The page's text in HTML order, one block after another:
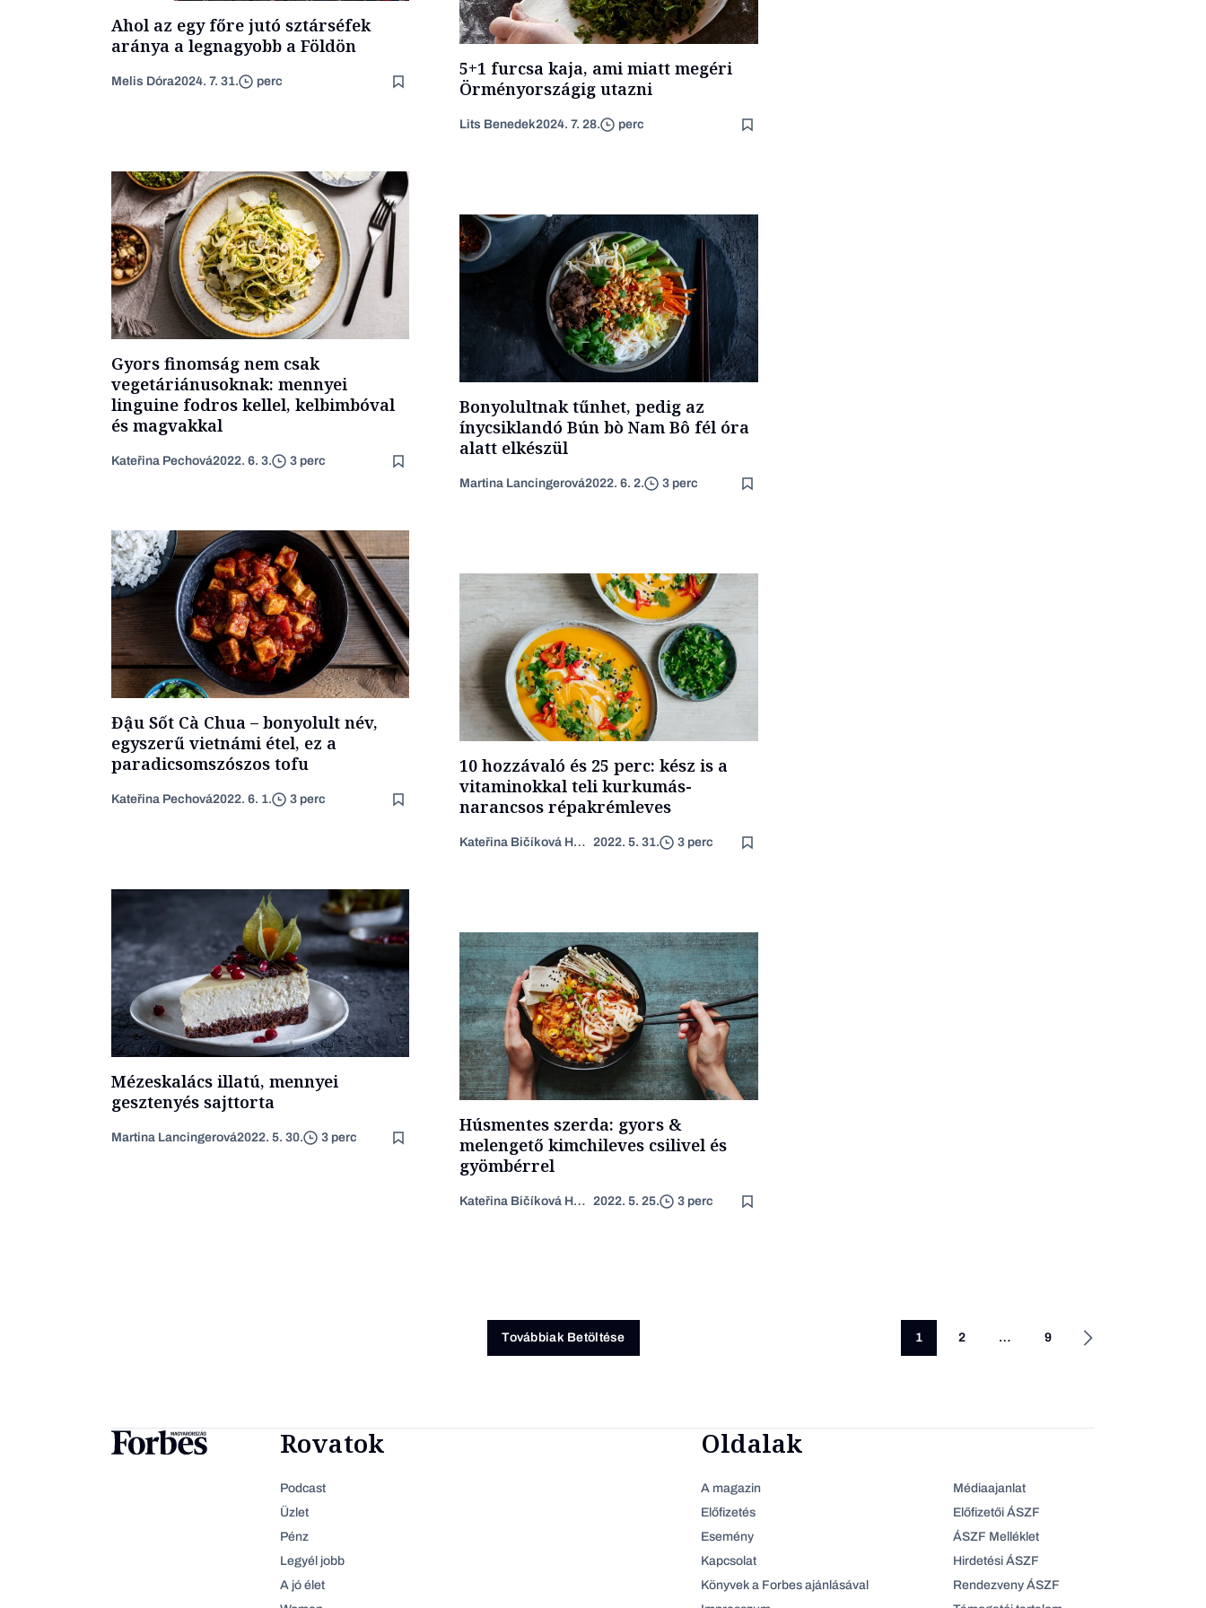
Ahol az egy főre jutó sztárséfek
aránya a legnagyobb a Földön
Melis Dóra2024. 7. 31. perc
5+1 furcsa kaja, ami miatt megéri
Örményországig utazni
Lits Benedek2024. 7. 28. perc
Gyors finomság nem csak
vegetáriánusoknak: mennyei
linguine fodros kellel, kelbimbóval
és magvakkal
Kateřina Pechová2022. 6. 3. 3 perc
Bonyolultnak tűnhet, pedig az
ínycsiklandó Bún bò Nam Bô fél óra
alatt elkészül
Martina Lancingerová2022. 6. 2. 3 perc
Đậu Sốt Cà Chua – bonyolult név,
egyszerű vietnámi étel, ez a
paradicsomszószos tofu
Kateřina Pechová2022. 6. 1. 3 perc
10 hozzávaló és 25 perc: kész is a
vitaminokkal teli kurkumás-
narancsos répakrémleves
Kateřina Bičíková Harudová 2022. 5. 31. 3 perc
Mézeskalács illatú, mennyei
gesztenyés sajttorta
Martina Lancingerová2022. 5. 30. 3 perc
Húsmentes szerda: gyors &
melengető kimchileves csilivel és
gyömbérrel
Kateřina Bičíková Harudová 2022. 5. 25. 3 perc
Továbbiak Betöltése 1 2 … 9
Rovatok
Podcast
Üzlet
Pénz
Legyél jobb
A jó élet
Oldalak
A magazin
Előfizetés
Esemény
Kapcsolat
Könyvek a Forbes ajánlásával
Médiaajanlat
Előfizetői ÁSZF
ÁSZF Melléklet
Hirdetési ÁSZF
Rendezveny ÁSZF